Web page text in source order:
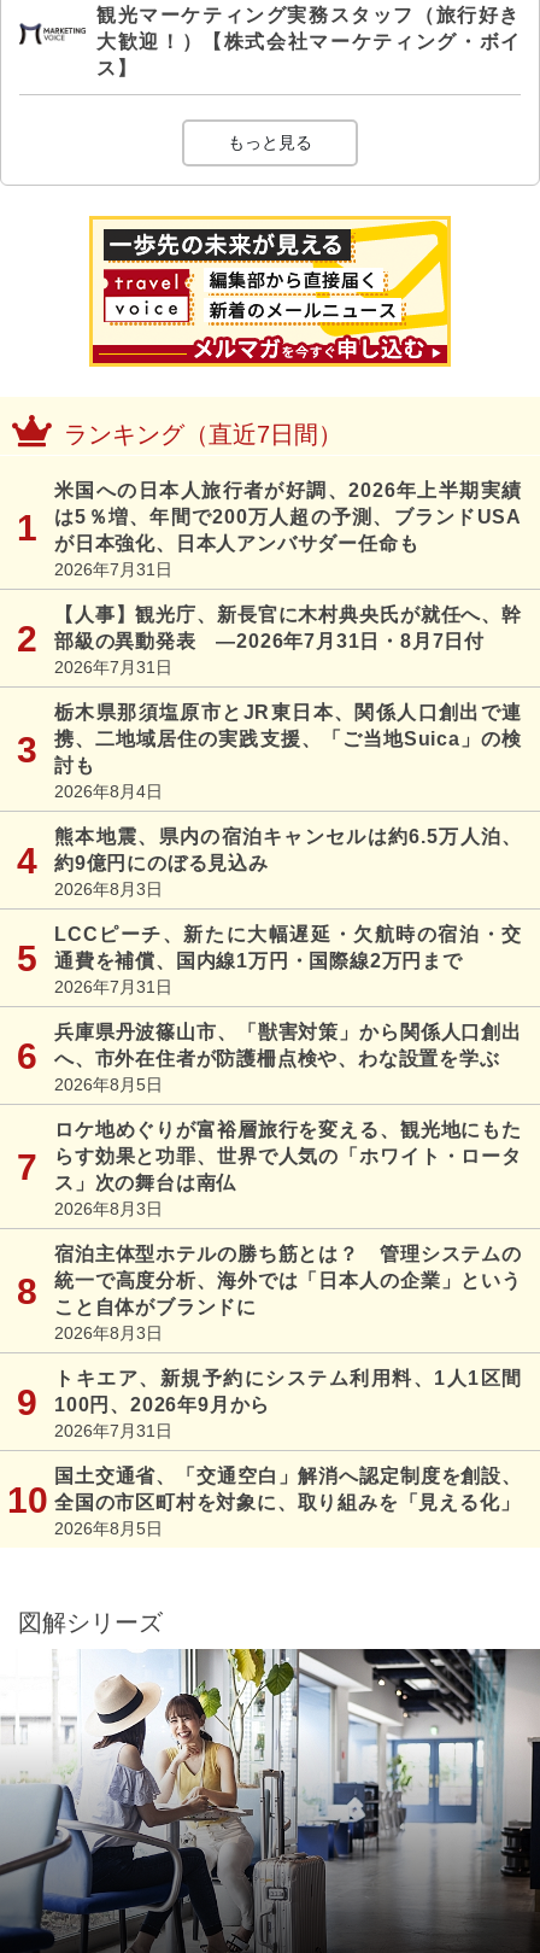
観光マーケティング実務スタッフ（旅行好き
大歓迎！）【株式会社マーケティング・ボイ
ス】
もっと見る
ランキング（直近7日間）
米国への日本人旅行者が好調、2026年上半期実績
は5％増、年間で200万人超の予測、ブランドUSA
が日本強化、日本人アンバサダー任命も
2026年7月31日
【人事】観光庁、新長官に木村典央氏が就任へ、幹
部級の異動発表 ―2026年7月31日・8月7日付
2026年7月31日
栃木県那須塩原市とJR東日本、関係人口創出で連
携、二地域居住の実践支援、「ご当地Suica」の検
討も
2026年8月4日
熊本地震、県内の宿泊キャンセルは約6.5万人泊、
約9億円にのぼる見込み
2026年8月3日
LCCピーチ、新たに大幅遅延・欠航時の宿泊・交
通費を補償、国内線1万円・国際線2万円まで
2026年7月31日
兵庫県丹波篠山市、「獣害対策」から関係人口創出
へ、市外在住者が防護柵点検や、わな設置を学ぶ
2026年8月5日
ロケ地めぐりが富裕層旅行を変える、観光地にもた
らす効果と功罪、世界で人気の「ホワイト・ロータ
ス」次の舞台は南仏
2026年8月3日
宿泊主体型ホテルの勝ち筋とは？ 管理システムの
統一で高度分析、海外では「日本人の企業」という
こと自体がブランドに
2026年8月3日
トキエア、新規予約にシステム利用料、1人1区間
100円、2026年9月から
2026年7月31日
国土交通省、「交通空白」解消へ認定制度を創設、
全国の市区町村を対象に、取り組みを「見える化」
2026年8月5日
図解シリーズ